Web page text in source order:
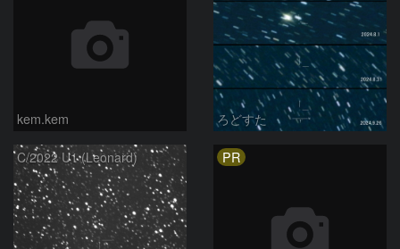
kem.kem ろどすた
C/2022 U1 (Leonard) PR